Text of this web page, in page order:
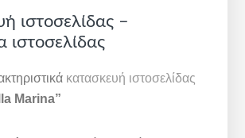
ιστοσελίδας –
ιστοσελίδας
κατασκευή ιστοσελίδας
Marina”